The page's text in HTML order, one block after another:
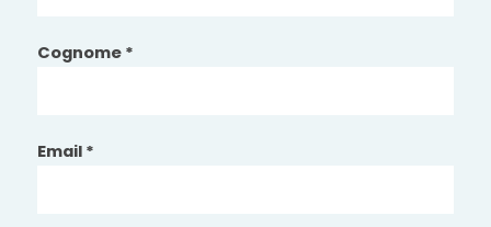
Cognome *
Email *